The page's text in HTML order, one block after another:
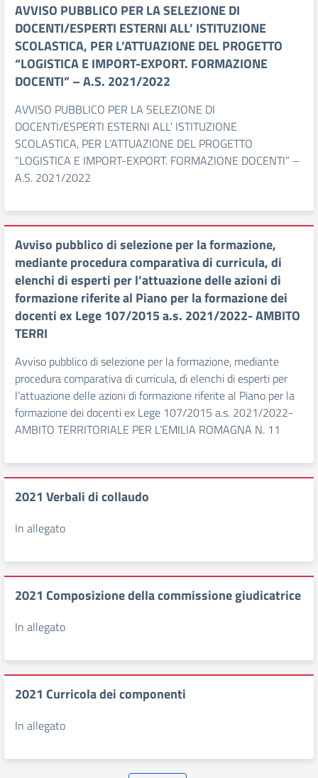
AVVISO PUBBLICO PER LA SELEZIONE DI
DOCENTI/ESPERTI ESTERNI ALL’ ISTITUZIONE
SCOLASTICA, PER L’ATTUAZIONE DEL PROGETTO
“LOGISTICA E IMPORT-EXPORT. FORMAZIONE
DOCENTI” – A.S. 2021/2022
AVVISO PUBBLICO PER LA SELEZIONE DI
DOCENTI/ESPERTI ESTERNI ALL’ ISTITUZIONE
SCOLASTICA, PER L’ATTUAZIONE DEL PROGETTO
“LOGISTICA E IMPORT-EXPORT. FORMAZIONE DOCENTI” –
A.S. 2021/2022
Avviso pubblico di selezione per la formazione,
mediante procedura comparativa di curricula, di
elenchi di esperti per l’attuazione delle azioni di
formazione riferite al Piano per la formazione dei
docenti ex Lege 107/2015 a.s. 2021/2022- AMBITO
TERRI
Avviso pubblico di selezione per la formazione, mediante
procedura comparativa di curricula, di elenchi di esperti per
l’attuazione delle azioni di formazione riferite al Piano per la
formazione dei docenti ex Lege 107/2015 a.s. 2021/2022-
AMBITO TERRITORIALE PER L’EMILIA ROMAGNA N. 11
2021 Verbali di collaudo
In allegato
2021 Composizione della commissione giudicatrice
In allegato
2021 Curricola dei componenti
In allegato